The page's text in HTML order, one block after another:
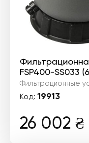
FSP400-SS033
Фильтрационные
Код: 19913
26 002 ₴